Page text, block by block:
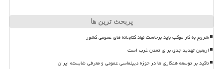
پربحث ترین ها
شروع به کار موکب باید برخاست نهاد کتابخانه های عمومی کشور
اربعین تهدید جدی برای تمدن غرب است
تاکید بر توسعه همکاری ها در حوزه دیپلماسی عمومی و معرفی شایسته ایران